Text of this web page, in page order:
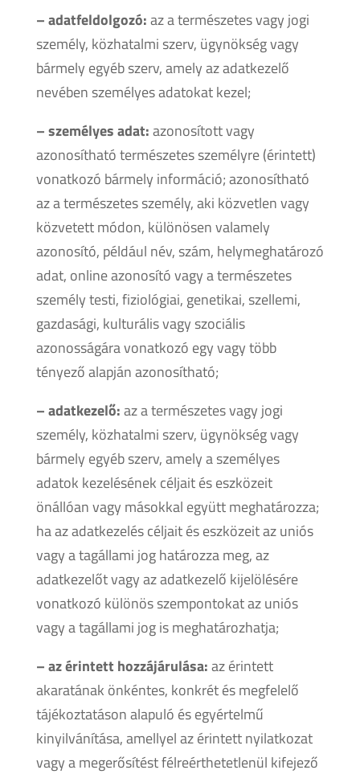
– adatfeldolgozó:az a természetes vagy jogi
személy, közhatalmi szerv, ügynökség vagy
bármely egyéb szerv, amely az adatkezelő
nevében személyes adatokat kezel;
– személyes adat:azonosított vagy
azonosítható természetes személyre (érintett)
vonatkozó bármely információ; azonosítható
az a természetes személy, aki közvetlen vagy
közvetett módon, különösen valamely
azonosító, például név, szám, helymeghatározó
adat, online azonosító vagy a természetes
személy testi, fiziológiai, genetikai, szellemi,
gazdasági, kulturális vagy szociális
azonosságára vonatkozó egy vagy több
tényező alapján azonosítható;
– adatkezelő:az a természetes vagy jogi
személy, közhatalmi szerv, ügynökség vagy
bármely egyéb szerv, amely a személyes
adatok kezelésének céljait és eszközeit
önállóan vagy másokkal együtt meghatározza;
ha az adatkezelés céljait és eszközeit az uniós
vagy a tagállami jog határozza meg, az
adatkezelőt vagy az adatkezelő kijelölésére
vonatkozó különös szempontokat az uniós
vagy a tagállami jog is meghatározhatja;
– az érintett hozzájárulása:az érintett
akaratának önkéntes, konkrét és megfelelő
tájékoztatáson alapuló és egyértelmű
kinyilvánítása, amellyel az érintett nyilatkozat
vagy a megerősítést félreérthetetlenül kifejező